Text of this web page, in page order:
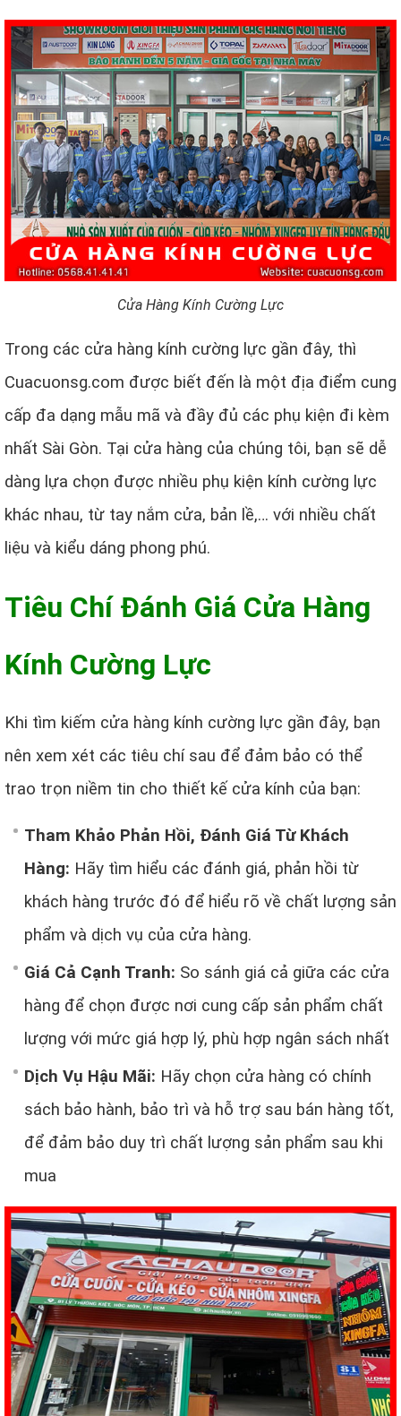
Cửa Hàng Kính Cường Lực
Trong các cửa hàng kính cường lực gần đây, thì
Cuacuonsg.com được biết đến là một địa điểm cung
cấp đa dạng mẫu mã và đầy đủ các phụ kiện đi kèm
nhất Sài Gòn. Tại cửa hàng của chúng tôi, bạn sẽ dễ
dàng lựa chọn được nhiều phụ kiện kính cường lực
khác nhau, từ tay nắm cửa, bản lề,… với nhiều chất
liệu và kiểu dáng phong phú.
Tiêu Chí Đánh Giá Cửa Hàng
Kính Cường Lực
Khi tìm kiếm cửa hàng kính cường lực gần đây, bạn
nên xem xét các tiêu chí sau để đảm bảo có thể
trao trọn niềm tin cho thiết kế cửa kính của bạn:
Tham Khảo Phản Hồi, Đánh Giá Từ Khách
Hàng: Hãy tìm hiểu các đánh giá, phản hồi từ
khách hàng trước đó để hiểu rõ về chất lượng sản
phẩm và dịch vụ của cửa hàng.
Giá Cả Cạnh Tranh: So sánh giá cả giữa các cửa
hàng để chọn được nơi cung cấp sản phẩm chất
lượng với mức giá hợp lý, phù hợp ngân sách nhất
Dịch Vụ Hậu Mãi: Hãy chọn cửa hàng có chính
sách bảo hành, bảo trì và hỗ trợ sau bán hàng tốt,
để đảm bảo duy trì chất lượng sản phẩm sau khi
mua